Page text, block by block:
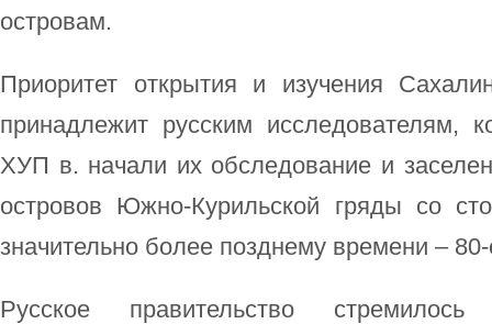
островам.
Приоритет открытия и изучения
принадлежит русским исследователям,
ХУП в. начали их обследование и
островов Южно-Курильской гряды со
значительно более позднему времени –
Русское правительство